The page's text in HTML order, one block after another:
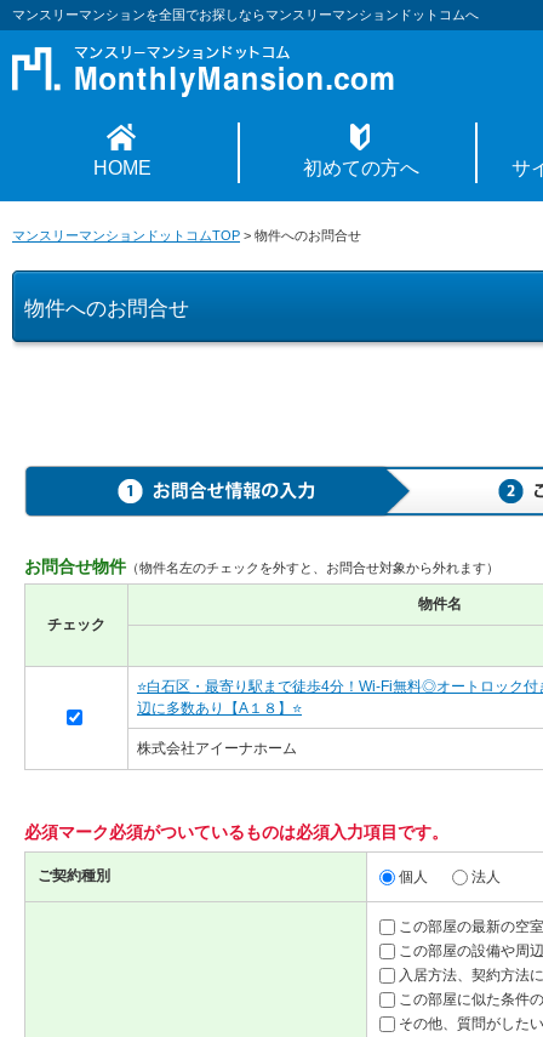
マンスリーマンションを全国でお探しならマンスリーマンションドットコムへ
HOME 初めての方へ サ
マンスリーマンションドットコムTOP > 物件へのお問合せ
物件へのお問合せ
お問合せ物件 （物件名左のチェックを外すと、お問合せ対象から外れます）
チェック
物件名
⭐白石区・最寄り駅まで徒歩4分！Wi-Fi無料◎オートロック
辺に多数あり【A１８】⭐
株式会社アイーナホーム
必須マーク必須がついているものは必須入力項目です。
ご契約種別 個人 法人
この部屋の最新の空
この部屋の設備や周
入居方法、契約方法
この部屋に似た条件
その他、質問がした